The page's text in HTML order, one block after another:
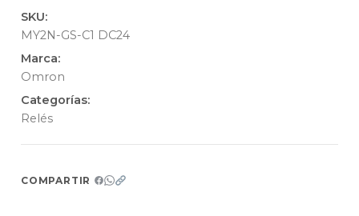
SKU:
MY2N-GS-C1 DC24
Marca:
Omron
Categorías:
Relés
COMPARTIR